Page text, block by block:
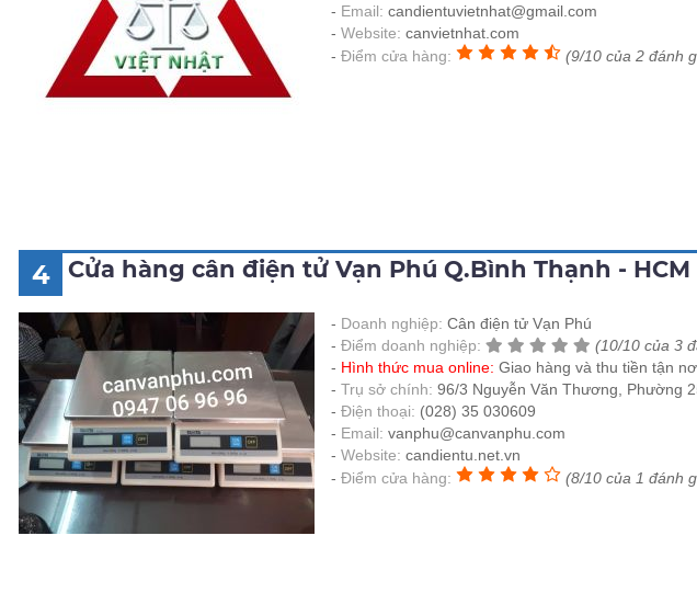
Email: candientuvietnhat@gmail.com
Website: canvietnhat.com
Điểm cửa hàng:
(9/10 của 2 đánh
4 Cửa hàng cân điện tử Vạn Phú Q.Bình Thạnh - HCM
Doanh nghiệp: Cân điện tử Vạn Phú
Điểm doanh nghiệp:
(10/10 của 3
Hình thức mua online: Giao hàng và thu tiền tận
Trụ sở chính: 96/3 Nguyễn Văn Thương, Phường
Điện thoại: (028) 35 030609
Email: vanphu@canvanphu.com
Website: candientu.net.vn
Điểm cửa hàng:
(8/10 của 1 đánh